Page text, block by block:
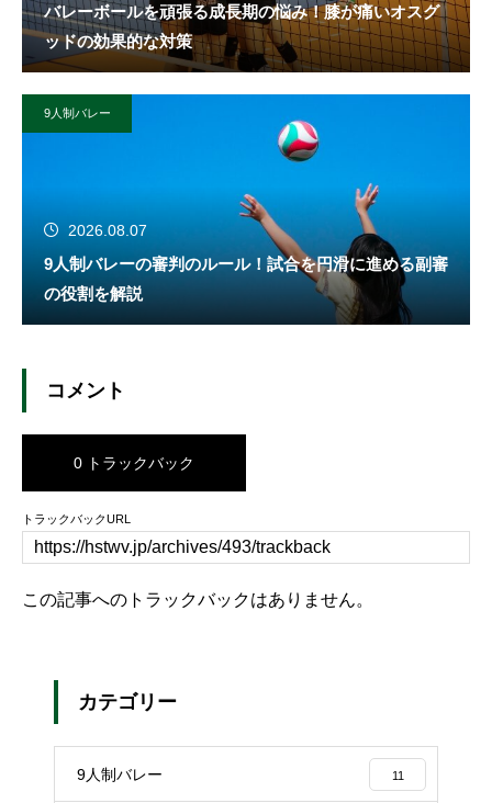
バレーボールを頑張る成長期の悩み！膝が痛いオスグ
ッドの効果的な対策
9人制バレー
2026.08.07
9人制バレーの審判のルール！試合を円滑に進める副審
の役割を解説
コメント
0 トラックバック
トラックバックURL
この記事へのトラックバックはありません。
カテゴリー
9人制バレー 11